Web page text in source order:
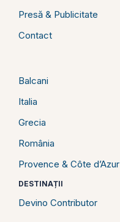
Presă & Publicitate
Contact
Balcani
Italia
Grecia
România
Provence & Côte d’Azur
DESTINAȚII
Devino Contributor